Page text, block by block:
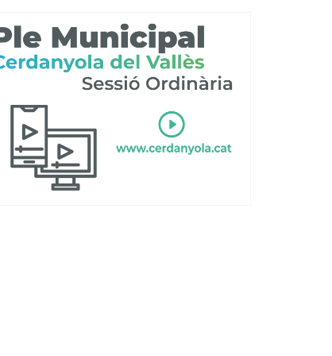
Ètica i Integritat
Retiment de Comptes
Accés a Informació Pública
Dades Obertes
Catàleg de Serveis i Tràmits
Entitats
Equipaments
Mercats Municipals
Webs Municipals